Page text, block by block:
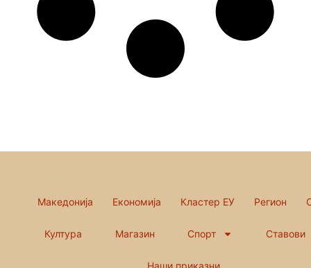
Македонија Економија Кластер ЕУ Регион
Култура Магазин Спорт Ставови
Наши приказни